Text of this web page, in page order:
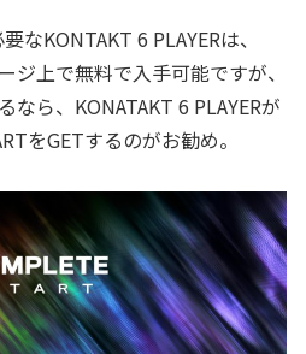
なKONTAKT 6 PLAYERは、
上で無料で入手可能ですが、
ら、KONATAKT 6 PLAYERが
をGETするのがお勧め。